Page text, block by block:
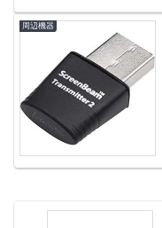
周辺機器